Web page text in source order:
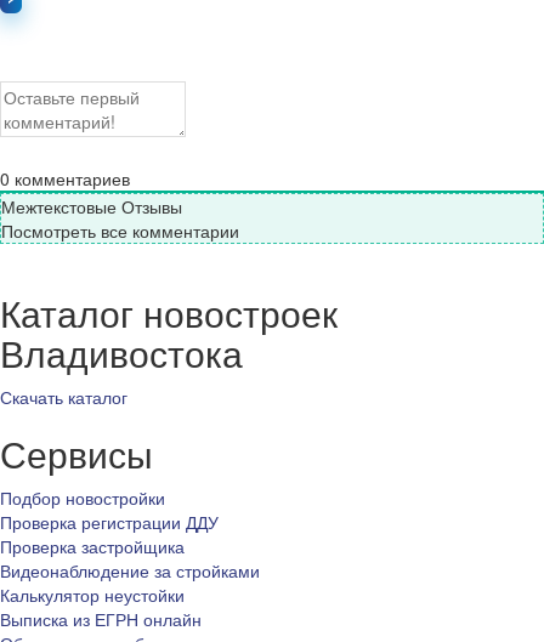
0 комментариев
Межтекстовые Отзывы
Посмотреть все комментарии
Каталог новостроек
Владивостока
Скачать каталог
Сервисы
Подбор новостройки
Проверка регистрации ДДУ
Проверка застройщика
Видеонаблюдение за стройками
Калькулятор неустойки
Выписка из ЕГРН онлайн